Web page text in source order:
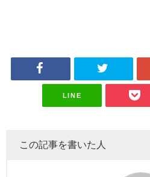
LINE
この記事を書いた人